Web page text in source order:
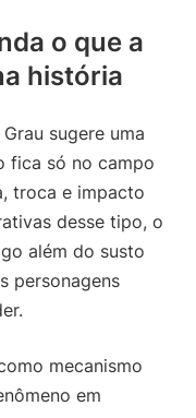
o que a
história
sugere uma
fica só no campo
troca e impacto
desse tipo, o
além do susto
personagens
mecanismo
em